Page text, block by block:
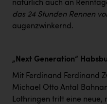
natürlich auch an
das 24 Stunden Rennen
augenzwinkernd.
„Next Generation“
Mit Ferdinand Ferdinand
Michael Otto Antal
Lothringen tritt eine